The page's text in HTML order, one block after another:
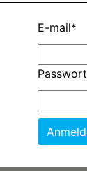
E-mail*
Passwort